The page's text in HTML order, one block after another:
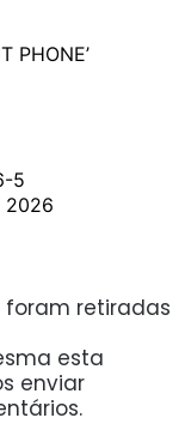
PHONE’
5
2026
retiradas
esta
enviar